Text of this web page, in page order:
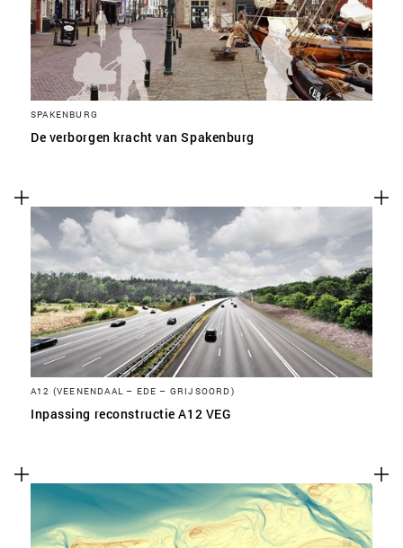
SPAKENBURG
De verborgen kracht van Spakenburg
A12 (VEENENDAAL – EDE – GRIJSOORD)
Inpassing reconstructie A12 VEG